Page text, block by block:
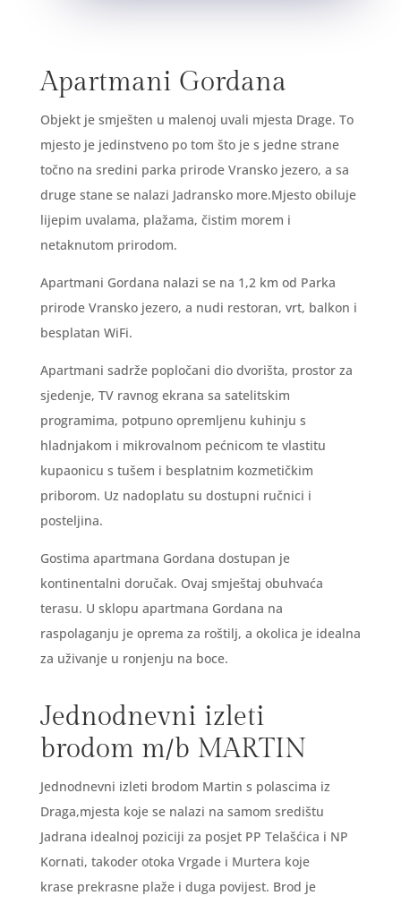
Apartmani Gordana
Objekt je smješten u malenoj uvali mjesta Drage. To
mjesto je jedinstveno po tom što je s jedne strane
točno na sredini parka prirode Vransko jezero, a sa
druge stane se nalazi Jadransko more.Mjesto obiluje
lijepim uvalama, plažama, čistim morem i
netaknutom prirodom.
Apartmani Gordana nalazi se na 1,2 km od Parka
prirode Vransko jezero, a nudi restoran, vrt, balkon i
besplatan WiFi.
Apartmani sadrže popločani dio dvorišta, prostor za
sjedenje, TV ravnog ekrana sa satelitskim
programima, potpuno opremljenu kuhinju s
hladnjakom i mikrovalnom pećnicom te vlastitu
kupaonicu s tušem i besplatnim kozmetičkim
priborom. Uz nadoplatu su dostupni ručnici i
posteljina.
Gostima apartmana Gordana dostupan je
kontinentalni doručak. Ovaj smještaj obuhvaća
terasu. U sklopu apartmana Gordana na
raspolaganju je oprema za roštilj, a okolica je idealna
za uživanje u ronjenju na boce.
Jednodnevni izleti
brodom m/b MARTIN
Jednodnevni izleti brodom Martin s polascima iz
Draga,mjesta koje se nalazi na samom središtu
Jadrana idealnoj poziciji za posjet PP Telašćica i NP
Kornati, takoder otoka Vrgade i Murtera koje
krase prekrasne plaže i duga povijest. Brod je